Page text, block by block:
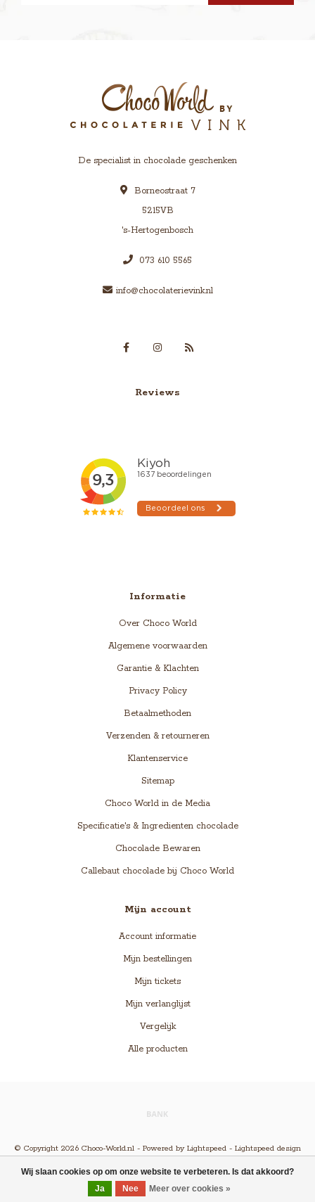
Wij slaan cookies op om onze website te verbeteren. Is dat akkoord?
Ja
Nee Meer over cookies »
De specialist in chocolade geschenken
Borneostraat 7
5215VB
's-Hertogenbosch
073 610 5565
info@chocolaterievink.nl
Reviews
Informatie
Over Choco World
Algemene voorwaarden
Garantie & Klachten
Privacy Policy
Betaalmethoden
Verzenden & retourneren
Klantenservice
Sitemap
Choco World in de Media
Specificatie's & Ingredienten chocolade
Chocolade Bewaren
Callebaut chocolade bij Choco World
Mijn account
Account informatie
Mijn bestellingen
Mijn tickets
Mijn verlanglijst
Vergelijk
Alle producten
© Copyright 2026 Choco-World.nl - Powered by Lightspeed- Lightspeed design
by Dyvelopment